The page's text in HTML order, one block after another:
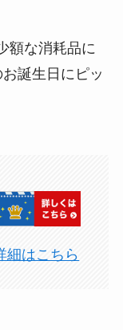
額な消耗品に
誕生日にピッ
細はこちら